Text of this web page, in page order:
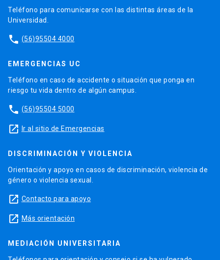
Teléfono para comunicarse con las distintas áreas de la
Universidad.
phone (56)95504 4000
EMERGENCIAS UC
Teléfono en caso de accidente o situación que ponga en
riesgo tu vida dentro de algún campus.
phone (56)95504 5000
launch Ir al sitio de Emergencias
DISCRIMINACIÓN Y VIOLENCIA
Orientación y apoyo en casos de discriminación, violencia de
género o violencia sexual.
launch Contacto para apoyo
launch Más orientación
MEDIACIÓN UNIVERSITARIA